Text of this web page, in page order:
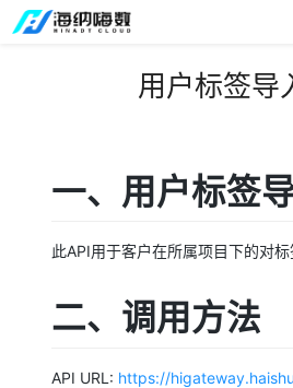
用户标签导
一、用户标签
此API用于客户在所属项目下的对标
二、调用方法
API URL: https://